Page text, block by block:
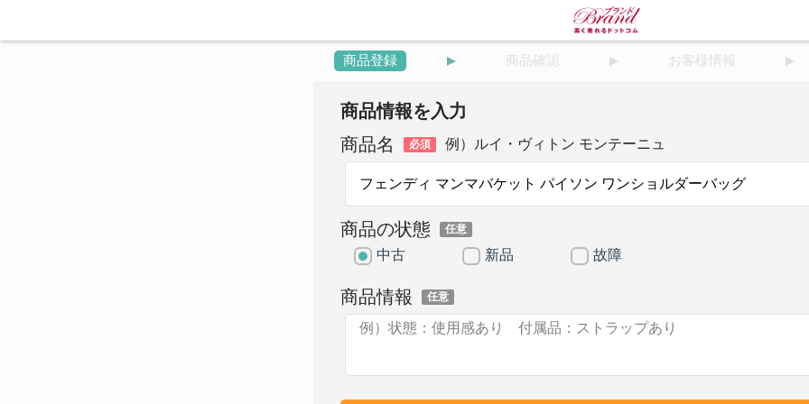
商品登録 商品確認 お客様情報
商品情報を入力
商品名
必須 例）ルイ・ヴィトン モンテーニュ
商品の状態 任意
中古 新品 故障
商品情報 任意